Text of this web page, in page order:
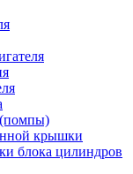
(помпы)
крышки
блока цилиндров